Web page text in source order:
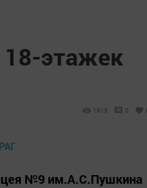
18-этажек
1615 0
№9 им.А.С.Пушкина